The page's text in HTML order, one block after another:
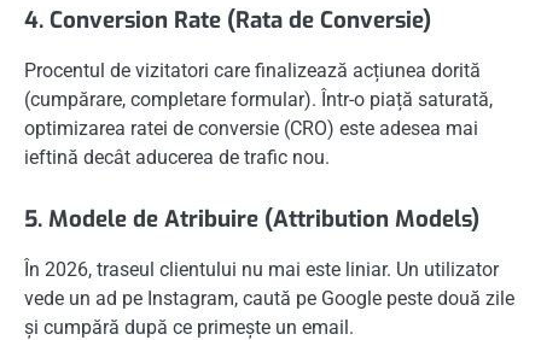
4. Conversion Rate (Rata de Conversie)
Procentul de vizitatori care finalizează acțiunea dorită
(cumpărare, completare formular). Într-o piață saturată,
optimizarea ratei de conversie (CRO) este adesea mai
ieftină decât aducerea de trafic nou.
5. Modele de Atribuire (Attribution Models)
În 2026, traseul clientului nu mai este liniar. Un utilizator
vede un ad pe Instagram, caută pe Google peste două zile
și cumpără după ce primește un email.